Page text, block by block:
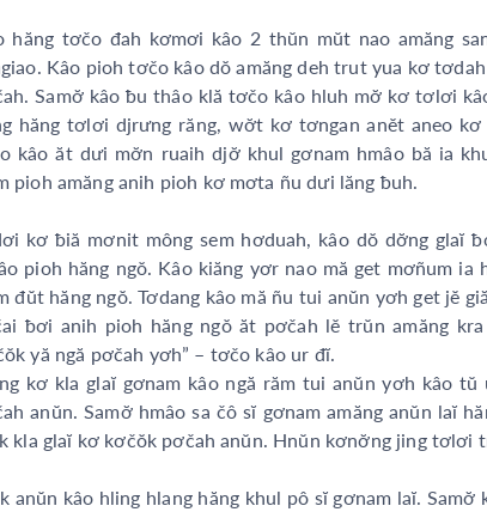
hăng tơčo đah kơmơi kâo 2 thŭn mŭt nao amăng
Kâo pioh tơčo kâo dŏ amăng deh trut yua kơ
Samơ̆ kâo ƀu thâo klă tơčo kâo hluh mơ̆ kơ tơlơi
hăng tơlơi djrưng răng, wơ̆t kơ tơngan anĕt aneo
kâo ăt dưi mơ̆n ruaih djơ̆ khul gơnam hmâo bă ia
pioh amăng anih pioh kơ mơta ñu dưi lăng ƀuh.
kơ ƀiă mơnit mông sem hơduah, kâo dŏ dơ̆ng glaĭ
pioh hăng ngŏ. Kâo kiăng yơr nao mă get mơñum ia
đŭt hăng ngŏ. Tơdang kâo mă ñu tui anŭn yơh get jĕ
ƀơi anih pioh hăng ngŏ ăt pơčah lĕ trŭn amăng kra
yă ngă pơčah yơh” – tơčo kâo ur đĭ.
kơ kla glaĭ gơnam kâo ngă răm tui anŭn yơh kâo
anŭn. Samơ̆ hmâo sa čô sĭ gơnam amăng anŭn laĭ
kla glaĭ kơ kơčŏk pơčah anŭn. Hnŭn kơnơ̆ng jing tơlơi
anŭn kâo hling hlang hăng khul pô sĭ gơnam laĭ. Samơ̆